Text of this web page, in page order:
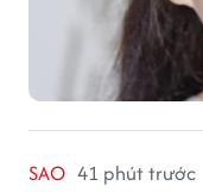
SAO 41 phút trước